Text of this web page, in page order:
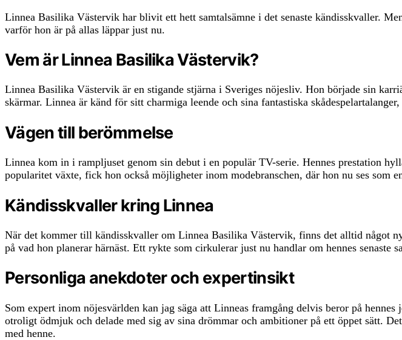
Linnea Basilika Västervik har blivit ett hett samtalsämne i det senaste kändisskvaller.
varför hon är på allas läppar just nu.
Vem är Linnea Basilika Västervik?
Linnea Basilika Västervik är en stigande stjärna i Sveriges nöjesliv. Hon började sin
skärmar. Linnea är känd för sitt charmiga leende och sina fantastiska
Vägen till berömmelse
Linnea kom in i rampljuset genom sin debut i en populär TV-serie. Hennes prestation
popularitet växte, fick hon också möjligheter inom modebranschen, där hon nu ses som
Kändisskvaller kring Linnea
När det kommer till kändisskvaller om Linnea Basilika Västervik, finns det alltid något
på vad hon planerar härnäst. Ett rykte som cirkulerar just nu handlar om hennes senaste
Personliga anekdoter och expertinsikt
Som expert inom nöjesvärlden kan jag säga att Linneas framgång delvis beror på
otroligt ödmjuk och delade med sig av sina drömmar och ambitioner på ett öppet sätt.
med henne.